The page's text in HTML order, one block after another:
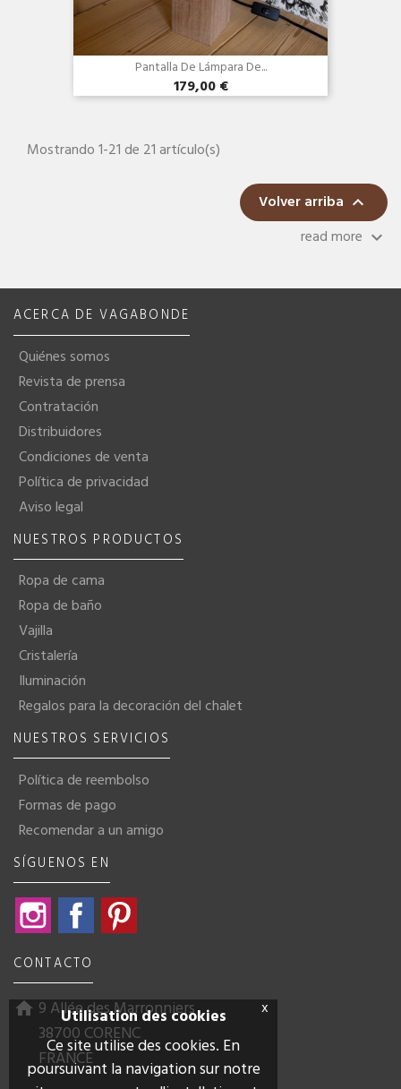
Pantalla De Lámpara De...
179,00 €
Mostrando 1-21 de 21 artículo(s)
Volver arriba 
read more keyboard_arrow_down
ACERCA DE VAGABONDE
Quiénes somos
Revista de prensa
Contratación
Distribuidores
Condiciones de venta
Política de privacidad
Aviso legal
NUESTROS PRODUCTOS
Ropa de cama
Ropa de baño
Vajilla
Cristalería
Iluminación
Regalos para la decoración del chalet
NUESTROS SERVICIOS
Política de reembolso
Formas de pago
Recomendar a un amigo
SÍGUENOS EN
InstagramFacebook
CONTACTO
home 9 Allée des Marronniers
38700 CORENC
FRANCE
x
Utilisation des cookies
Ce site utilise des cookies. En
poursuivant la navigation sur notre